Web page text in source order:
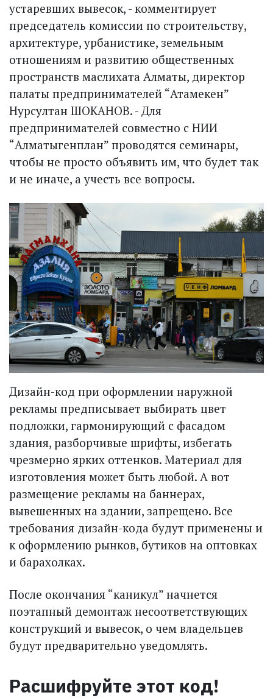
устаревших вывесок, - комментирует
председатель комиссии по строительству,
архитектуре, урбанистике, земельным
отношениям и развитию общественных
пространств маслихата Алматы, директор
палаты предпринимателей “Атамекен”
Нурсултан ШОКАНОВ. - Для
предпринимателей совместно с НИИ
“Алматыгенплан” проводятся семинары,
чтобы не просто объявить им, что будет так
и не иначе, а учесть все вопросы.
Дизайн-код при оформлении наружной
рекламы предписывает выбирать цвет
подложки, гармонирующий с фасадом
здания, разборчивые шрифты, избегать
чрезмерно ярких оттенков. Материал для
изготовления может быть любой. А вот
размещение рекламы на баннерах,
вывешенных на здании, запрещено. Все
требования дизайн-кода будут применены и
к оформлению рынков, бутиков на оптовках
и барахолках.
После окончания “каникул” начнется
поэтапный демонтаж несоответствующих
конструкций и вывесок, о чем владельцев
будут предварительно уведомлять.
Расшифруйте этот код!